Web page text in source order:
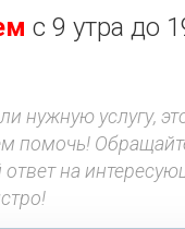
с 9 утра до
нужную услугу,
помочь!
ответ на